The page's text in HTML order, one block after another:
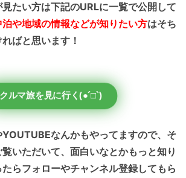
たい方は下記のURLに一覧で公開して
泊や地域の情報などが知りたい方はそち
ばと思います！
クルマ旅を見に行く(●´□`)
YOUTUBEなんかもやってますので、そ
いただいて、面白いなとかもっと知り
らフォローやチャンネル登録してもら